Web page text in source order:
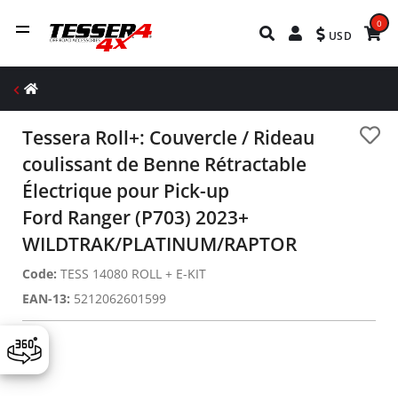
USD
0
Tessera Roll+: Couvercle / Rideau
coulissant de Benne Rétractable
Électrique pour Pick-up
Ford Ranger (P703) 2023+
WILDTRAK/PLATINUM/RAPTOR
Code: TESS 14080 ROLL + E-KIT
EAN-13: 5212062601599